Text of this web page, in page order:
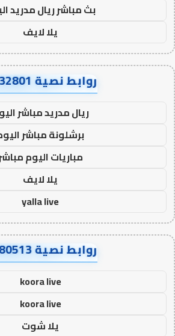
بث مباشر ريال مدريد
يلا لايف
روابط نصية AA32801
ريال مدريد مباشر
برشلونة مباشر
مباريات اليوم
يلا لايف
yalla live
روابط نصية AA80513
koora live
koora live
يلا شوت